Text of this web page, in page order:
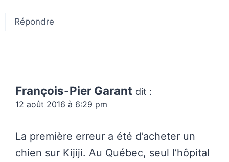
Répondre
François-Pier Garant dit :
12 août 2016 à 6:29 pm
La première erreur a été d’acheter un
chien sur Kijiji. Au Québec, seul l’hôpital